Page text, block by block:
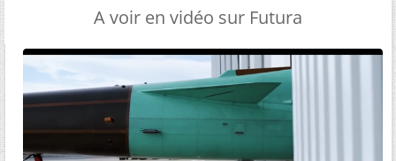
A voir en vidéo sur Futura